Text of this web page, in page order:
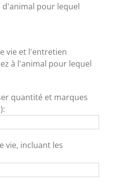
d'animal pour lequel
vie et l'entretien
à l'animal pour lequel
quantité et marques
vie, incluant les